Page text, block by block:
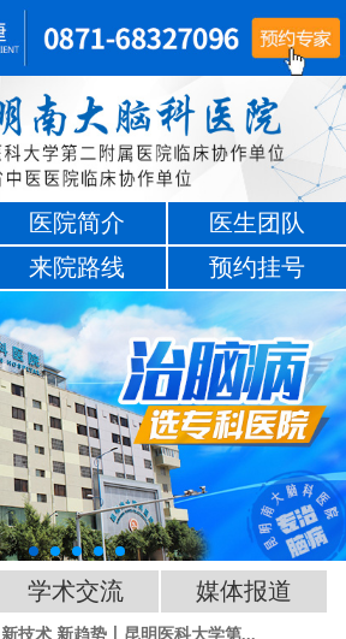
医院简介
医生团队
来院路线 预约挂号
学术交流 媒体报道
新技术 新趋势丨昆明医科大学第...